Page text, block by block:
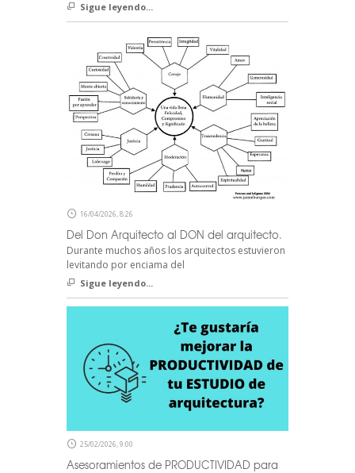
Sigue leyendo...
16/04/2026, 8:26
Del Don Arquitecto al DON del arquitecto.
Durante muchos años los arquitectos estuvieron
levitando por enciama del
Sigue leyendo...
25/02/2026, 9:00
Asesoramientos de PRODUCTIVIDAD para